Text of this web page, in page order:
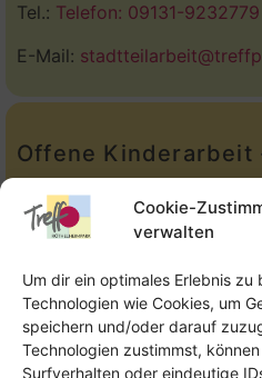
Cookie-
verwalten
Um dir ein optimales Erlebnis
Technologien wie Cookies, um
speichern und/oder darauf
Technologien zustimmst,
Surfverhalten oder eindeutige
Tel.: Telefon: 09131-9232779
E-Mail:
Offene Kinderarbeit
Tel.:Telefon: 09131-610749
E-Mail:oka@treffpunkt-
Offene